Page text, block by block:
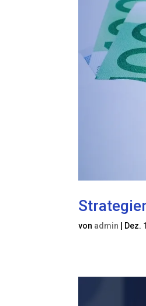
von admin Dez.